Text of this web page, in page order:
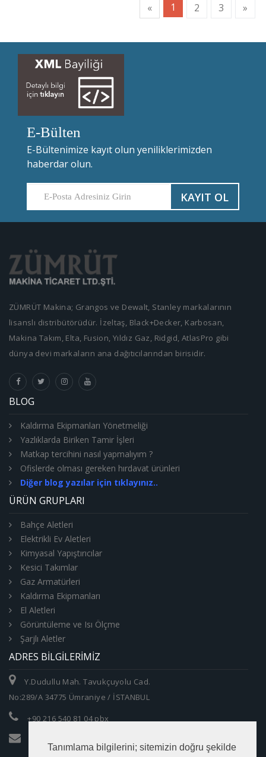
Tanımlama bilgilerini; sitemizin doğru şekilde
« 1 2 3 »
E-Bülten
E-Bültenimize kayıt olun yeniliklerimizden
haberdar olun.
KAYIT OL
ZÜMRÜT Makina; Grangos ve Dewalt, Stanley markalarının
lisanslı distribütörüdür. İzeltaş, Black+Decker, Karbosan,
Makina Takım, Elta, Fusion, Yıldız Gaz, Ridgid, AtlasPro gibi
dünya devi markaların ana dağıtıcılarından birisidir.
BLOG
Kaldırma Ekipmanları Yönetmeliği
Yazlıklarda Biriken Tamir İşleri
Matkap tercihini nasıl yapmalıyım ?
Ofislerde olması gereken hırdavat ürünleri
Diğer blog yazılar için tıklayınız..
ÜRÜN GRUPLARI
Bahçe Aletleri
Elektrikli Ev Aletleri
Kimyasal Yapıştırıcılar
Kesici Takımlar
Gaz Armatürleri
Kaldırma Ekipmanları
El Aletleri
Görüntüleme ve Isı Ölçme
Şarjlı Aletler
ADRES BILGILERIMIZ
Y.Dudullu Mah. Tavukçuyolu Cad.
No:289/A 34775 Ümraniye / İSTANBUL
+90 216 540 81 04 pbx